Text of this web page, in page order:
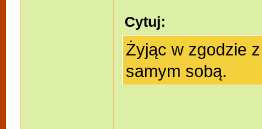
Cytuj:
Żyjąc w zgodzie
samym sobą.